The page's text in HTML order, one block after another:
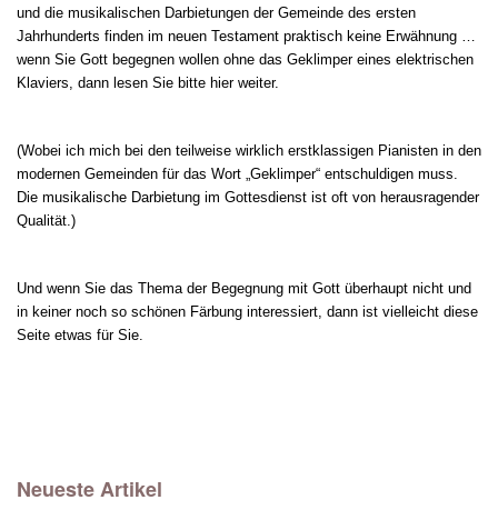
und die musikalischen Darbietungen der Gemeinde des ersten
Jahrhunderts finden im neuen Testament praktisch keine Erwähnung …
wenn Sie Gott begegnen wollen ohne das Geklimper eines elektrischen
Klaviers, dann lesen Sie bitte hier weiter.
(Wobei ich mich bei den teilweise wirklich erstklassigen Pianisten in den
modernen Gemeinden für das Wort „Geklimper“ entschuldigen muss.
Die musikalische Darbietung im Gottesdienst ist oft von herausragender
Qualität.)
Und wenn Sie das Thema der Begegnung mit Gott überhaupt nicht und
in keiner noch so schönen Färbung interessiert, dann ist vielleicht diese
Seite etwas für Sie.
Neueste Artikel